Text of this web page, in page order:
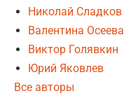
Николай Сладков
Валентина Осеева
Виктор Голявкин
Юрий Яковлев
Все авторы